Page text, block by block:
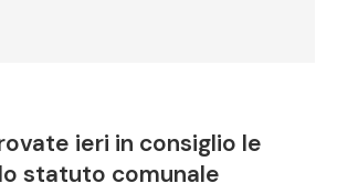
ieri in consiglio le
statuto comunale